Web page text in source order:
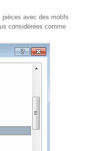
pièces avec des motifs
considérées comme